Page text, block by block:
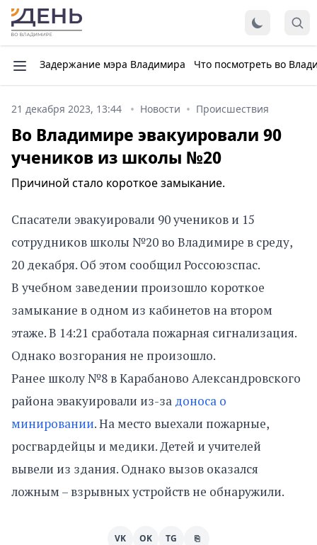
Задержание мэра Владимира Что посмотреть во
21 декабря 2023, 13:44 Новости Происшествия
Во Владимире эвакуировали 90
учеников из школы №20
Причиной стало короткое замыкание.
Спасатели эвакуировали 90 учеников и 15
сотрудников школы №20 во Владимире в среду,
20 декабря. Об этом сообщил Россоюзспас.
В учебном заведении произошло короткое
замыкание в одном из кабинетов на втором
этаже. В 14:21 сработала пожарная сигнализация.
Однако возгорания не произошло.
Ранее школу №8 в Карабаново Александровского
района эвакуировали из-за доноса о
минировании. На место выехали пожарные,
росгвардейцы и медики. Детей и учителей
вывели из здания. Однако вызов оказался
ложным – взрывных устройств не обнаружили.
VK OK TG ⎘